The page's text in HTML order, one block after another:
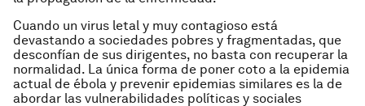
Cuando un virus letal y muy contagioso está
devastando a sociedades pobres y fragmentadas, que
desconfían de sus dirigentes, no basta con recuperar la
normalidad. La única forma de poner coto a la epidemia
actual de ébola y prevenir epidemias similares es la de
abordar las vulnerabilidades políticas y sociales